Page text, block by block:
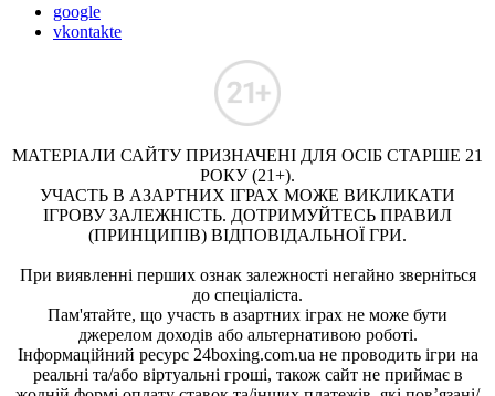
google
vkontakte
МАТЕРІАЛИ САЙТУ ПРИЗНАЧЕНІ ДЛЯ ОСІБ СТАРШЕ 21
РОКУ (21+).
УЧАСТЬ В АЗАРТНИХ ІГРАХ МОЖЕ ВИКЛИКАТИ
ІГРОВУ ЗАЛЕЖНІСТЬ. ДОТРИМУЙТЕСЬ ПРАВИЛ
(ПРИНЦИПІВ) ВІДПОВІДАЛЬНОЇ ГРИ.
При виявленні перших ознак залежності негайно зверніться
до спеціаліста.
Пам'ятайте, що участь в азартних іграх не може бути
джерелом доходів або альтернативою роботі.
Інформаційний ресурс 24boxing.com.ua не проводить ігри на
реальні та/або віртуальні гроші, також сайт не приймає в